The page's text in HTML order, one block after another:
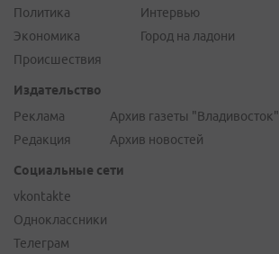
Политика
Экономика
Происшествия
Интервью
Город на ладони
Издательство
Реклама
Редакция
Архив газеты "Владивосток"
Архив новостей
Социальные сети
vkontakte
Одноклассники
Телеграм